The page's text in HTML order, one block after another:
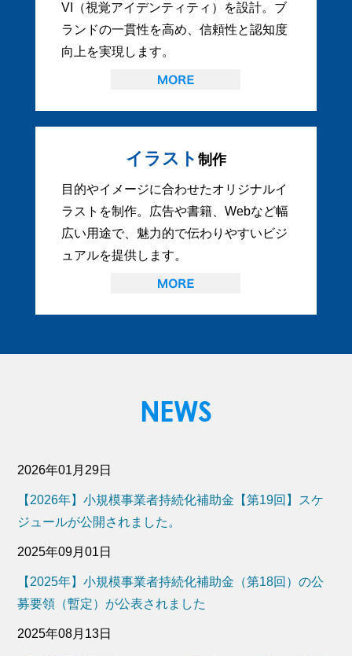
VI（視覚アイデンティティ）を設計。ブ
ランドの一貫性を高め、信頼性と認知度
向上を実現します。
イラスト 制作
目的やイメージに合わせたオリジナルイ
ラストを制作。広告や書籍、Webなど幅
広い用途で、魅力的で伝わりやすいビジ
ュアルを提供します。
2026年01月29日
【2026年】小規模事業者持続化補助金【第19回】スケ
ジュールが公開されました。
2025年09月01日
【2025年】小規模事業者持続化補助金（第18回）の公
募要領（暫定）が公表されました
2025年08月13日